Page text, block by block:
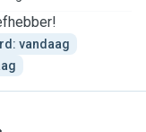
vandaag